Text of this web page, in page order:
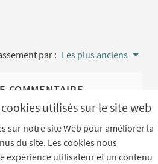
utilisés sur le site web
sur notre site Web pour améliorer la
du site. Les cookies nous
expérience utilisateur et un contenu
par : Les plus anciens
COMMENTAIRE
identifiez-vous avec
un compte.